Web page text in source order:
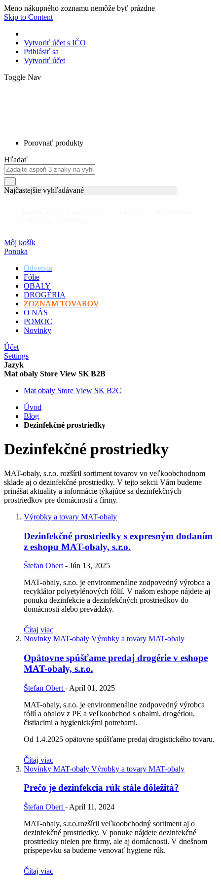
Meno nákupného zoznamu nemôže byť prázdne
Skip to Content
Vytvoriť účet s IČO
Prihlásiť sa
Vytvoriť účet
Toggle Nav
Porovnať produkty
Hľadať
Najčastejšie vyhľadávané
Môj košík
Ponuka
Odvetvia
Fólie
OBALY
DROGÉRIA
ZOZNAM TOVAROV
O NÁS
POMOC
Novinky
Účet
Settings
Jazyk
Mat obaly Store View SK B2B
Mat obaly Store View SK B2C
Úvod
Blog
Dezinfekčné prostriedky
Dezinfekčné prostriedky
MAT-obaly, s.r.o. rozšíril sortiment tovarov vo veľkoobchodnom
sklade aj o dezinfekčné prostriedky. V tejto sekcii Vám budeme
prinášat aktuality a informácie týkajúce sa dezinfekčných
prostriedkov pre domácnosti a firmy.
Výrobky a tovary MAT-obaly
Dezinfekčné prostriedky s expresným dodaním
z eshopu MAT-obaly, s.r.o.
Štefan Obert - Jún 13, 2025
MAT-obaly, s.r.o. je environmenálne zodpovedný výrobca a
recyklátor polyetylénových fólií. V našom eshope nájdete aj
ponuku dezinfekcie a dezinfekčných prostriedkov do
domácnosti alebo prevádzky.
Čítaj viac
Novinky MAT-obaly Výrobky a tovary MAT-obaly
Opätovne spúšťame predaj drogérie v eshope
MAT-obaly, s.r.o.
Štefan Obert - Apríl 01, 2025
MAT-obaly, s.r.o. je environmenálne zodpovedný výrobca
fólií a obalov z PE a veľkoobchod s obalmi, drogériou,
čistiacimi a hygienickými potrebami.
Od 1.4.2025 opätovne spúšťame predaj drogistického tovaru.
Čítaj viac
Novinky MAT-obaly Výrobky a tovary MAT-obaly
Prečo je dezinfekcia rúk stále dôležitá?
Štefan Obert - Apríl 11, 2024
MAT-obaly, s.r.o.rozšíril veľkoobchodný sortiment aj o
dezinfekčné prostriedky. V ponuke nájdete dezinfekčné
prostriedky nielen pre firmy, ale aj domácnosti. V dnešnom
príspepevku sa budeme venovať hygiene rúk.
Čítaj viac